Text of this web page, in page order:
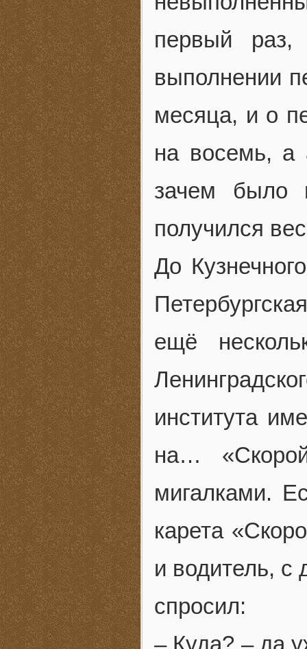
первый
выполнении
месяца, и о
на восемь, а
зачем было
получился
До
ещё
института
на…
мигалками.
карета
и водитель, с
спросил:
– Куда? – да